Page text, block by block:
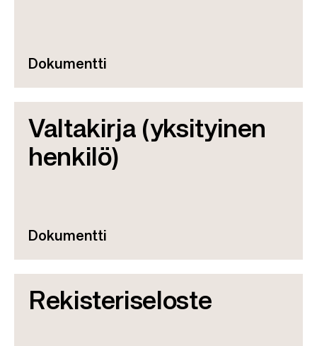
Dokumentti
Valtakirja (yksityinen
henkilö)
Dokumentti
Rekisteriseloste